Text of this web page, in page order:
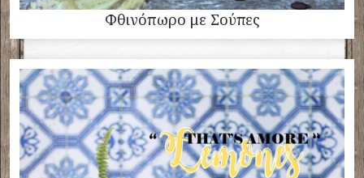
Φθινόπωρο με Σούπες